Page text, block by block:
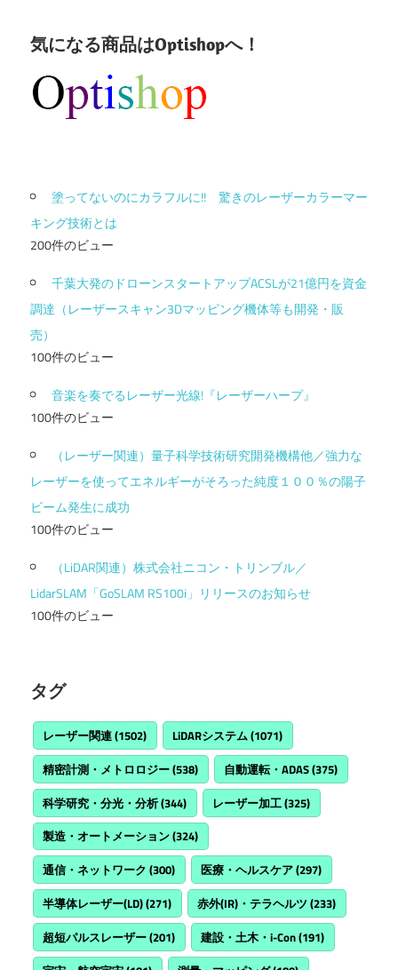
気になる商品はOptishopへ！
塗ってないのにカラフルに!! 驚きのレーザーカラーマー
キング技術とは
200件のビュー
千葉大発のドローンスタートアップACSLが21億円を資金
調達（レーザースキャン3Dマッピング機体等も開発・販
売）
100件のビュー
音楽を奏でるレーザー光線!『レーザーハープ』
100件のビュー
（レーザー関連）量子科学技術研究開発機構他／強力な
レーザーを使ってエネルギーがそろった純度１００％の陽子
ビーム発生に成功
100件のビュー
（LiDAR関連）株式会社ニコン・トリンブル／
LidarSLAM「GoSLAM RS100i」リリースのお知らせ
100件のビュー
タグ
レーザー関連(1502) LiDARシステム(1071)
精密計測・メトロロジー(538) 自動運転・ADAS(375)
科学研究・分光・分析(344) レーザー加工(325)
製造・オートメーション(324)
通信・ネットワーク (300) 医療・ヘルスケア(297)
半導体レーザー(LD)(271) 赤外(IR)・テラヘルツ (233)
超短パルスレーザー(201) 建設・土木・i-Con(191)